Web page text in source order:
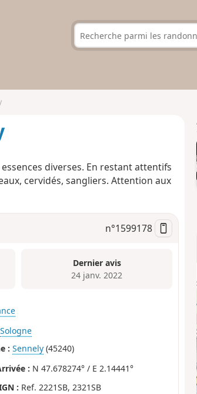
diverses. En restant attentifs
cervidés, sangliers. Attention aux
n°1599178
Dernier avis
24 janv. 2022
Sologne
: Sennely (45240)
: N 47.678274° / E 2.14441°
: Ref. 2221SB, 2321SB